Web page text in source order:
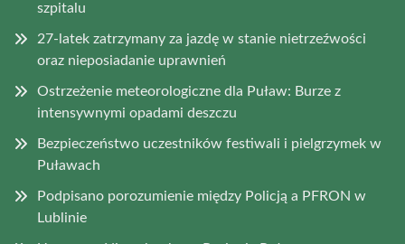
szpitalu
27-latek zatrzymany za jazdę w stanie nietrzeźwości
oraz nieposiadanie uprawnień
Ostrzeżenie meteorologiczne dla Puław: Burze z
intensywnymi opadami deszczu
Bezpieczeństwo uczestników festiwali i pielgrzymek w
Puławach
Podpisano porozumienie między Policją a PFRON w
Lublinie